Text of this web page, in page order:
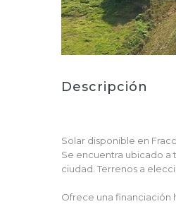
Descripción
Solar disponible en
Se encuentra ubicado a
ciudad. Terrenos a
Ofrece una financiación